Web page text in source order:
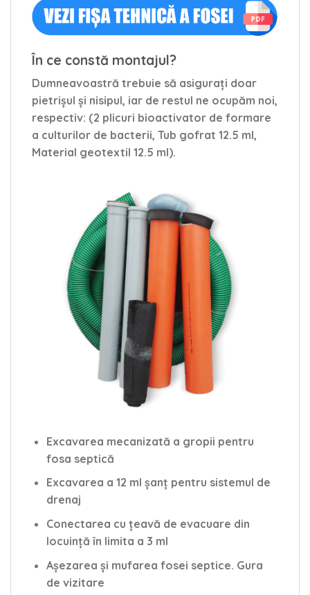
În ce constă montajul?
Dumneavoastră trebuie să asigurați doar
pietrișul și nisipul, iar de restul ne ocupăm noi,
respectiv: (2 plicuri bioactivator de formare
a culturilor de bacterii, Tub gofrat 12.5 ml,
Material geotextil 12.5 ml).
Excavarea mecanizată a gropii pentru
fosa septică
Excavarea a 12 ml șanț pentru sistemul de
drenaj
Conectarea cu țeavă de evacuare din
locuință în limita a 3 ml
Așezarea și mufarea fosei septice. Gura
de vizitare